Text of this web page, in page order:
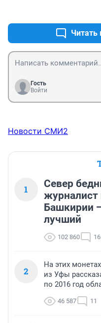
Читать
Гость
Войти
Новости СМИ2
1
Север
журналист
Башкирии
лучший
102 860
2
На этих
из Уфы
по 2016 год
46 587 11